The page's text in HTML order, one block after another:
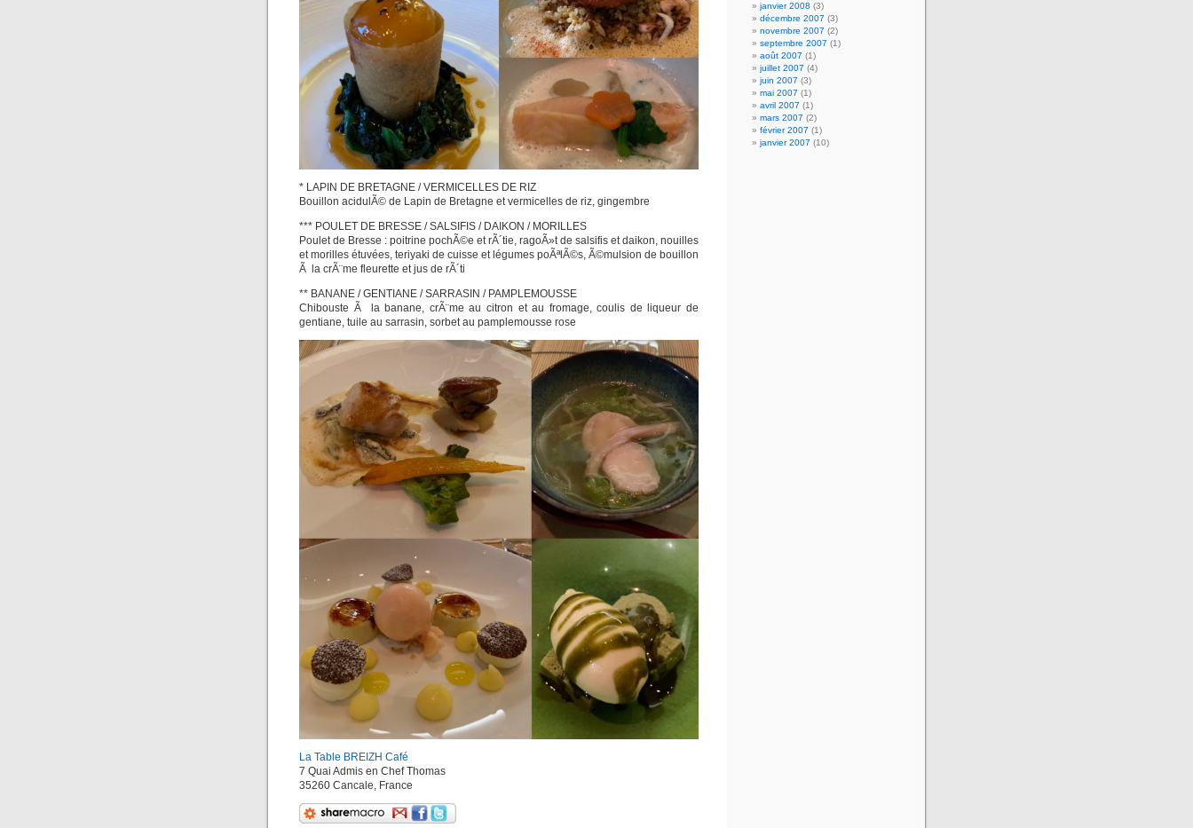
* LAPIN DE BRETAGNE / VERMICELLES DE RIZ
Bouillon acidulÃ© de Lapin de Bretagne et vermicelles de riz, gingembre
*** POULET DE BRESSE / SALSIFIS / DAIKON / MORILLES
Poulet de Bresse : poitrine pochÃ©e et rÃ´tie, ragoÃ»t de salsifis et daikon, nouilles
et morilles étuvées, teriyaki de cuisse et légumes poÃªlÃ©s, Ã©mulsion de bouillon
Ã la crÃ¨me fleurette et jus de rÃ´ti
** BANANE / GENTIANE / SARRASIN / PAMPLEMOUSSE
Chibouste Ã la banane, crÃ¨me au citron et au fromage, coulis de liqueur de
gentiane, tuile au sarrasin, sorbet au pamplemousse rose
La Table BREIZH Café
7 Quai Admis en Chef Thomas
35260 Cancale, France
janvier 2008 (3)
décembre 2007 (3)
novembre 2007 (2)
septembre 2007 (1)
août 2007 (1)
juillet 2007 (4)
juin 2007 (3)
mai 2007 (1)
avril 2007 (1)
mars 2007 (2)
février 2007 (1)
janvier 2007 (10)